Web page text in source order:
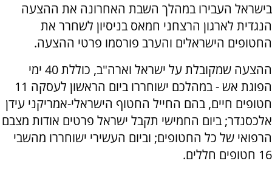
בישראל העבירו במהלך השבת האחרונה את ההצעה
הנגדית לארגון הרצחני חמאס בניסיון לשחרר את
החטופים הישראלים והערב פורסמו פרטי ההצעה.
ההצעה שמקובלת על ישראל וארה"ב, כוללת 40 ימי
הפוגת אש - במהלכם ישוחררו ביום הראשון לעסקה 11
חטופים חיים, בהם החייל החטוף הישראלי-אמריקני עידן
אלכסנדר; ביום החמישי תקבל ישראל פרטים אודות מצבם
הרפואי של כל החטופים; וביום העשירי ישוחררו מהשבי
16 חטופים חללים.